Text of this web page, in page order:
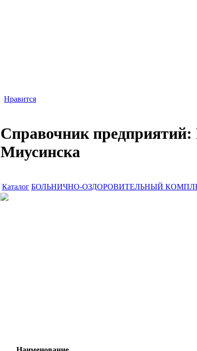
Нравится
Справочник предприятий:
Миусинска
Каталог БОЛЬНИЧНО-ОЗДОРОВИТЕЛЬНЫЙ